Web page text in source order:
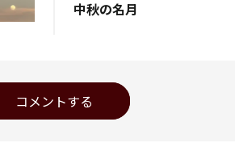
中秋の名月
コメントする